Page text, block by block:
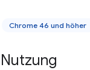
Chrome 46 und höher
Nutzung